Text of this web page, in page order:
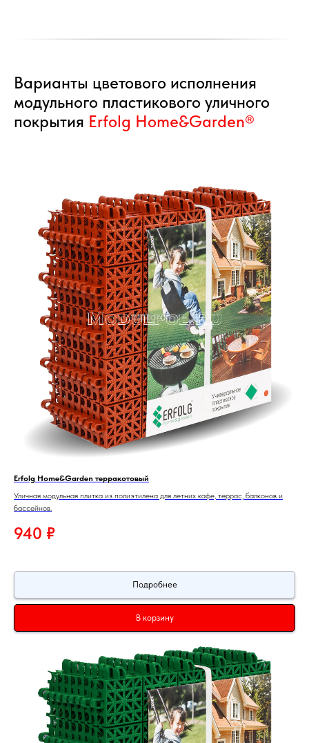
Варианты цветового исполнения
модульного пластикового уличного
покрытия Erfolg Home&Garden®
Erfolg Home&Garden терракотовый
Уличная модульная плитка из полиэтилена для летних кафе, террас, балконов и
бассейнов.
940 ₽
Подробнее
В корзину